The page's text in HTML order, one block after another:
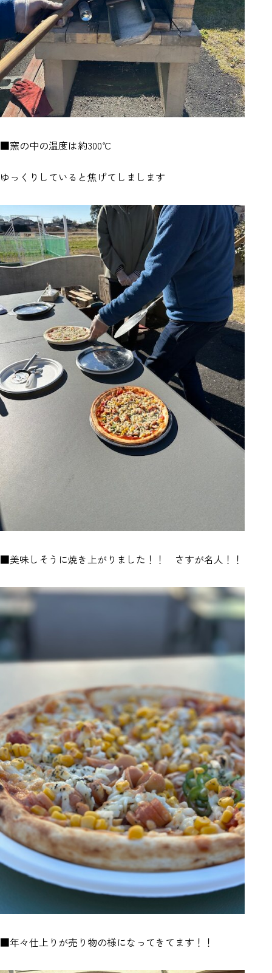
■窯の中の温度は約300℃
ゆっくりしていると焦げてしまします
■美味しそうに焼き上がりました！！ さすが名人！！
■年々仕上りが売り物の様になってきてます！！